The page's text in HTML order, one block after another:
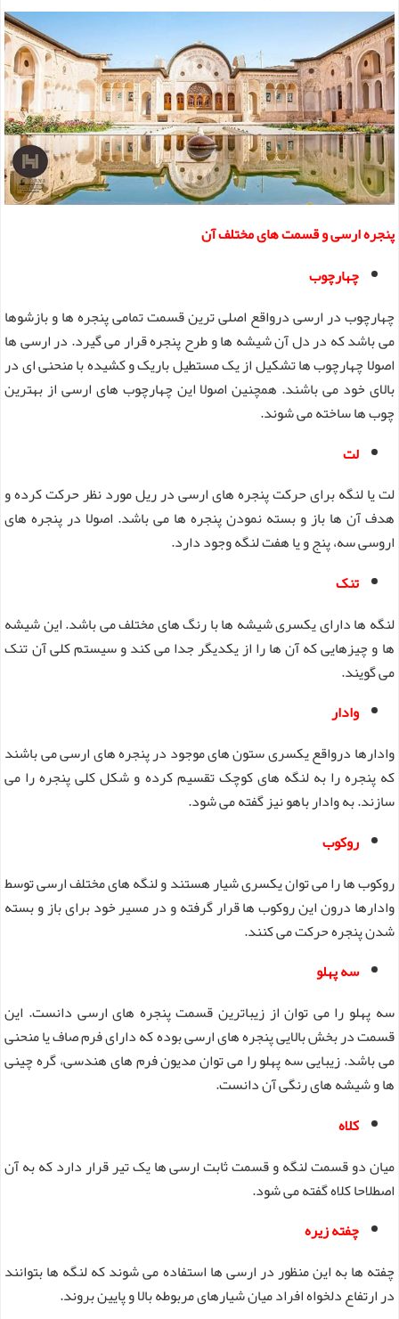
پنجره ارسی و قسمت های مختلف آن
چهارچوب
چهارچوب در ارسی درواقع اصلی ترین قسمت تمامی پنجره ها و بازشوها
می باشد که در دل آن شیشه ها و طرح پنجره قرار می گیرد. در ارسی ها
اصولا چهارچوب ها تشکیل از یک مستطیل باریک و کشیده با منحنی ای در
بالای خود می باشند. همچنین اصولا این چهارچوب های ارسی از بهترین
چوب ها ساخته می شوند.
لت
لت یا لنگه برای حرکت پنجره های ارسی در ریل مورد نظر حرکت کرده و
هدف آن ها باز و بسته نمودن پنجره ها می باشد. اصولا در پنجره های
اروسی سه، پنج و یا هفت لنگه وجود دارد.
تنک
لنگه ها دارای یکسری شیشه ها با رنگ های مختلف می باشد. این شیشه
ها و چیزهایی که آن ها را از یکدیگر جدا می کند و سیستم کلی آن تنک
می گویند.
وادار
وادارها درواقع یکسری ستون های موجود در پنجره های ارسی می باشند
که پنجره را به لنگه های کوچک تقسیم کرده و شکل کلی پنجره را می
سازند. به وادار باهو نیز گفته می شود.
روکوب
روکوب ها را می توان یکسری شیار هستند و لنگه های مختلف ارسی توسط
وادارها درون این روکوب ها قرار گرفته و در مسیر خود برای باز و بسته
شدن پنجره حرکت می کنند.
سه پهلو
سه پهلو را می توان از زیباترین قسمت پنجره های ارسی دانست. این
قسمت در بخش بالایی پنجره های ارسی بوده که دارای فرم صاف یا منحنی
می باشد. زیبایی سه پهلو را می توان مدیون فرم های هندسی، گره چینی
ها و شیشه های رنگی آن دانست.
کلاه
میان دو قسمت لنگه و قسمت ثابت ارسی ها یک تیر قرار دارد که به آن
اصطلاحا کلاه گفته می شود.
چفته زیره
چفته ها به این منظور در ارسی ها استفاده می شوند که لنگه ها بتوانند
در ارتفاع دلخواه افراد میان شیارهای مربوطه بالا و پایین بروند.